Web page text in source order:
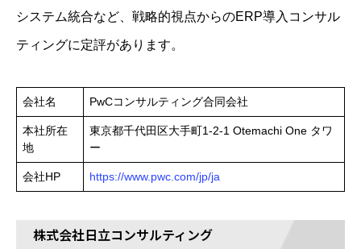
システム統合など、戦略的視点からのERP導入コンサル
ティングに定評があります。
会社名 PwCコンサルティング合同会社
本社所在
地
東京都千代田区大手町1-2-1 Otemachi One タワ
ー
会社HP https://www.pwc.com/jp/ja
株式会社日立コンサルティング